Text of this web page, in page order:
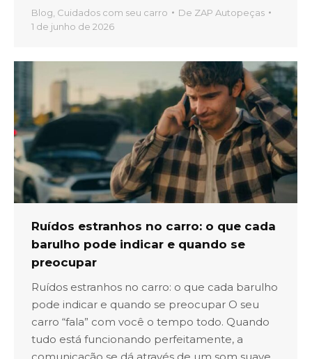
Blog, Cuidados com seu carro De ZAP Autopeças
1 de junho de 2026
Ruídos estranhos no carro: o que cada
barulho pode indicar e quando se
preocupar
Ruídos estranhos no carro: o que cada barulho
pode indicar e quando se preocupar O seu
carro “fala” com você o tempo todo. Quando
tudo está funcionando perfeitamente, a